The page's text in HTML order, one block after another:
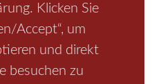
Klicken Sie
Accept“, um
und direkt
besuchen zu
/ Unterkunft / Aktivitäten